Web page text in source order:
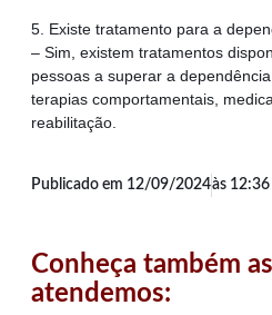
5. Existe tratamento para a
– Sim, existem tratamentos
pessoas a superar a
terapias comportamentais,
reabilitação.
Publicado em 12/09/2024às 12:36
Conheça também
atendemos: